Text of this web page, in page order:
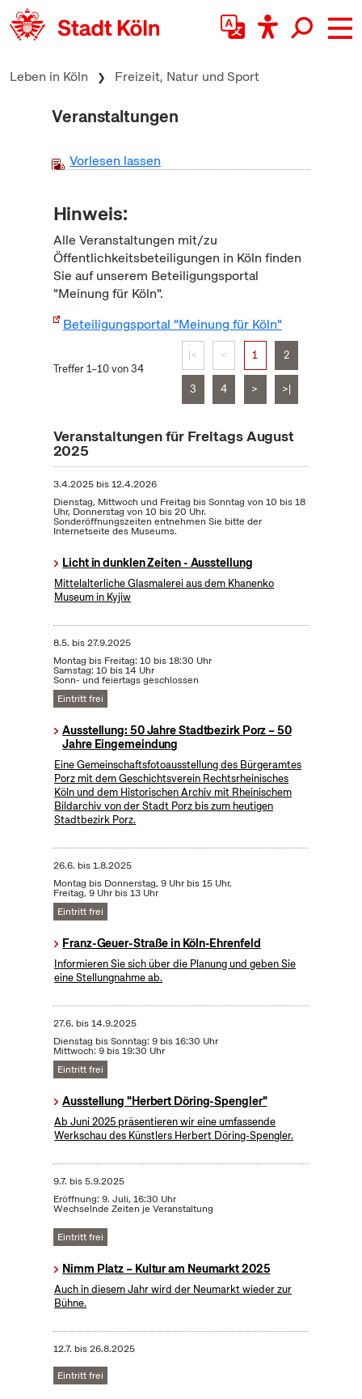
zum Inhalt springen
Leben in Köln Freizeit, Natur und Sport
Veranstaltungen
Vorlesen lassen
Hinweis:
Alle Veranstaltungen mit/zu
Öffentlichkeitsbeteiligungen in Köln finden
Sie auf unserem Beteiligungsportal
"Meinung für Köln".
Beteiligungsportal "Meinung für Köln"
Treffer 1–10 von 34
|< < 1 2
3 4 > >|
Veranstaltungen für Freitags August
2025
3.4.2025bis12.4.2026
Dienstag, Mittwoch und Freitag bis Sonntag von 10 bis 18
Uhr, Donnerstag von 10 bis 20 Uhr.
Sonderöffnungszeiten entnehmen Sie bitte der
Internetseite des Museums.
Licht in dunklen Zeiten - Ausstellung
Mittelalterliche Glasmalerei aus dem Khanenko
Museum in Kyjiw
8.5. bis27.9.2025
Montag bis Freitag: 10 bis 18:30 Uhr
Samstag: 10 bis 14 Uhr
Sonn- und feiertags geschlossen
Eintritt frei
Ausstellung: 50 Jahre Stadtbezirk Porz – 50
Jahre Eingemeindung
Eine Gemeinschaftsfotoausstellung des Bürgeramtes
Porz mit dem Geschichtsverein Rechtsrheinisches
Köln und dem Historischen Archiv mit Rheinischem
Bildarchiv von der Stadt Porz bis zum heutigen
Stadtbezirk Porz.
26.6. bis1.8.2025
Montag bis Donnerstag, 9 Uhr bis 15 Uhr,
Freitag, 9 Uhr bis 13 Uhr
Eintritt frei
Franz-Geuer-Straße in Köln-Ehrenfeld
Informieren Sie sich über die Planung und geben Sie
eine Stellungnahme ab.
27.6. bis14.9.2025
Dienstag bis Sonntag: 9 bis 16:30 Uhr
Mittwoch: 9 bis 19:30 Uhr
Eintritt frei
Ausstellung "Herbert Döring-Spengler"
Ab Juni 2025 präsentieren wir eine umfassende
Werkschau des Künstlers Herbert Döring-Spengler.
9.7. bis5.9.2025
Eröffnung: 9. Juli, 16:30 Uhr
Wechselnde Zeiten je Veranstaltung
Eintritt frei
Nimm Platz – Kultur am Neumarkt 2025
Auch in diesem Jahr wird der Neumarkt wieder zur
Bühne.
12.7. bis26.8.2025
Eintritt frei